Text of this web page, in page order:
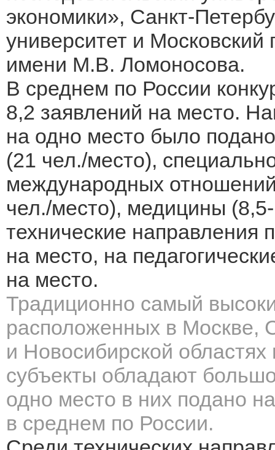
экономики», Санкт-
университет и Московский
имени М.В. Ломоносова.
В среднем по России
8,2 заявлений на место.
на одно место было
(21 чел./место),
международных
чел./место), медицины
технические направления
на место, на
на место.
Традиционно самый
расположенных в Москве,
и Новосибирской
субъекты обладают
одно место в них подано
в среднем по России.